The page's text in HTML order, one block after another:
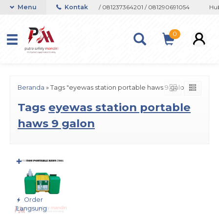
atau Whatsapp 082133767508 / 081237364201 / 081290691054
Menu Kontak
0
Beranda » Tags "eyewas station portable haws 9 galon"
Tags eyewas station portable
haws 9 galon
Order
Langsung
✚